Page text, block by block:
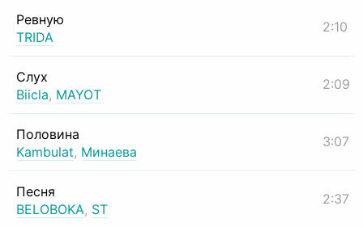
Ревную
TRIDA
2:10
Слух
Biicla, MAYOT
2:09
Половина
Kambulat, Минаева
3:07
Песня
BELOBOKA, ST
2:37